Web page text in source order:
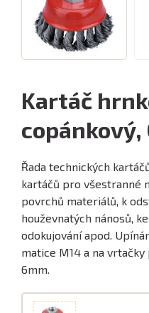
Kartáč
copánkový,
Řada technických
kartáčů pro všestranné
povrchů materiálů, k
houževnatých nánosů,
odokujování apod.
matice M14 a na
6mm.